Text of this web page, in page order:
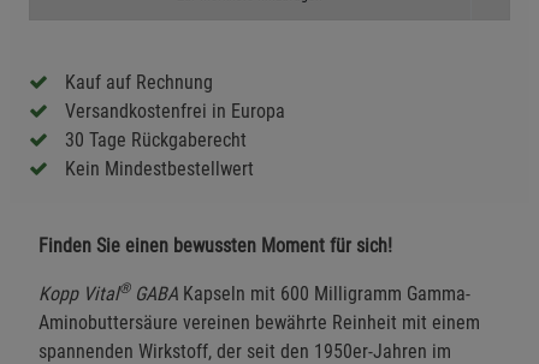
Kauf auf Rechnung
Versandkostenfrei in Europa
30 Tage Rückgaberecht
Kein Mindestbestellwert
Finden Sie einen bewussten Moment für sich!
Kopp Vital®GABA Kapseln mit 600 Milligramm Gamma-
Aminobuttersäure vereinen bewährte Reinheit mit einem
spannenden Wirkstoff, der seit den 1950er-Jahren im